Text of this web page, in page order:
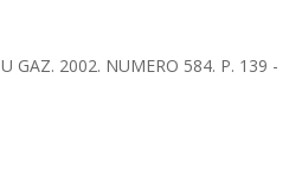
GAZ. 2002. NUMERO 584. P. 139 -